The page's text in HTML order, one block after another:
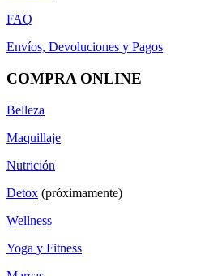
FAQ
Envíos, Devoluciones y Pagos
COMPRA ONLINE
Belleza
Maquillaje
Nutrición
Detox (próximamente)
Wellness
Yoga y Fitness